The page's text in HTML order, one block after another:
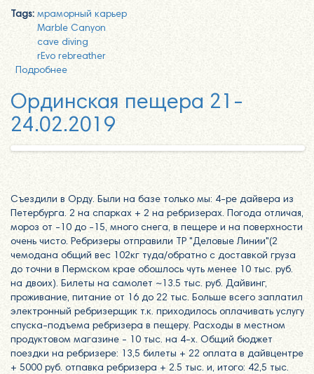
Tags: мраморный карьер
Marble Canyon
cave diving
rEvo rebreather
Подробнее
Ординская пещера 21-
24.02.2019
Съездили в Орду. Были на базе только мы: 4-ре дайвера из
Петербурга. 2 на спарках + 2 на ребризерах. Погода отличая,
мороз от -10 до -15, много снега, в пещере и на поверхности
очень чисто. Ребризеры отправили ТР "Деловые Линии"(2
чемодана общий вес 102кг туда/обратно с доставкой груза
до точни в Пермском крае обошлось чуть менее 10 тыс. руб.
на двоих). Билеты на самолет ~13.5 тыс. руб. Дайвинг,
проживание, питание от 16 до 22 тыс. Больше всего заплатил
электронный ребризерщик т.к. приходилось оплачивать услугу
спуска-подъема ребризера в пещеру. Расходы в местном
продуктовом магазине - 10 тыс. на 4-х. Общий бюджет
поездки на ребризере: 13,5 билеты + 22 оплата в дайвцентре
+ 5000 руб. отпавка ребризера + 2.5 тыс. и, итого: 42,5 тыс.